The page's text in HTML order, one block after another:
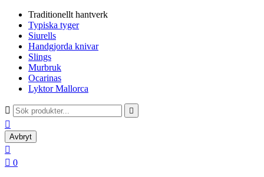
Traditionellt hantverk
Typiska tyger
Siurells
Handgjorda knivar
Slings
Murbruk
Ocarinas
Lyktor Mallorca
 

Avbryt

 0